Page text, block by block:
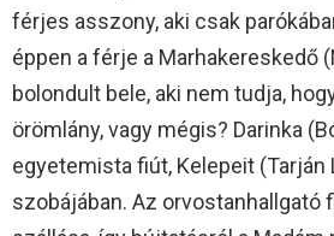
férjes asszony, aki csak
éppen a férje a Marhakereskedő
bolondult bele, aki nem tudja,
örömlány, vagy mégis? Darinka
egyetemista fiút, Kelepeit
szobájában. Az orvostanhallgató